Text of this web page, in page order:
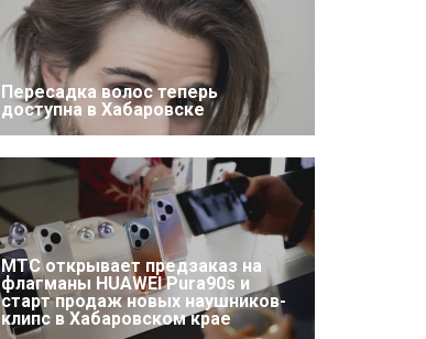
Пересадка волос теперь
доступна в Хабаровске
МТС открывает предзаказ на
флагманы HUAWEI Pura90s и
старт продаж новых наушников-
клипс в Хабаровском крае